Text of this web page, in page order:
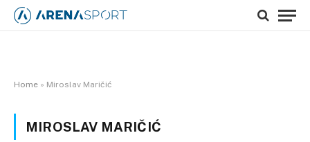
Home » Miroslav Maričić
MIROSLAV MARIČIĆ